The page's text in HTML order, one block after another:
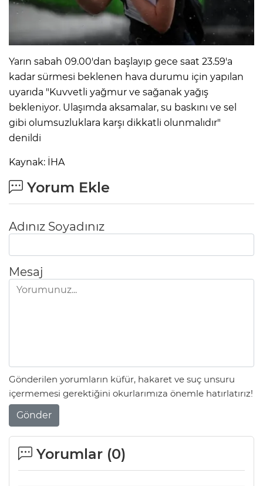
Yarın sabah 09.00'dan başlayıp gece saat 23.59'a
kadar sürmesi beklenen hava durumu için yapılan
uyarıda "Kuvvetli yağmur ve sağanak yağış
bekleniyor. Ulaşımda aksamalar, su baskını ve sel
gibi olumsuzluklara karşı dikkatli olunmalıdır"
denildi
Kaynak: İHA
Yorum Ekle
Adınız Soyadınız
Mesaj
Gönderilen yorumların küfür, hakaret ve suç unsuru
içermemesi gerektiğini okurlarımıza önemle hatırlatırız!
Gönder
Yorumlar (0)